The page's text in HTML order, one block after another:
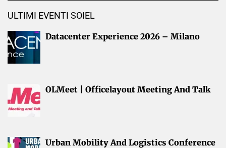
ULTIMI EVENTI SOIEL
Datacenter Experience 2026 – Milano
OLMeet | Officelayout Meeting And Talk
Urban Mobility And Logistics Conference